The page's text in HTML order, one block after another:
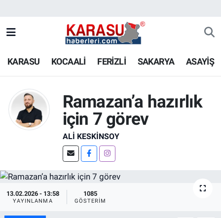
KARASU KOCAALİ FERİZLİ SAKARYA ASAYİŞ
Ramazan’a hazırlık
için 7 görev
ALI KESKINSOY
13.02.2026 - 13:58
YAYINLANMA
1085
GÖSTERIM